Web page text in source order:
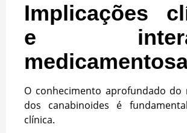
Implicações
e
O conhecimento aprofundado do
dos canabinoides é
clínica.